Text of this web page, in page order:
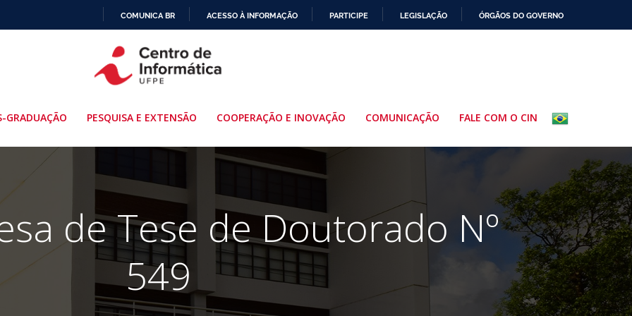
PARA
O
COMUNICA BR ACESSO À INFORMAÇÃO PARTICIPE LEGISLAÇÃO ÓRGÃOS DO GOVERNO
GRADUAÇÃO PESQUISA E EXTENSÃO COOPERAÇÃO E INOVAÇÃO COMUNICAÇÃO FALE COM O CIN
de Tese de Doutorado Nº
549